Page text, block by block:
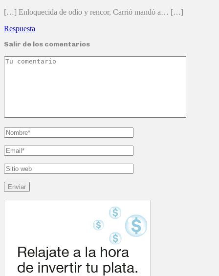
[…] Enloquecida de odio y rencor, Carrió mandó a… […]
Respuesta
Salir de los comentarios